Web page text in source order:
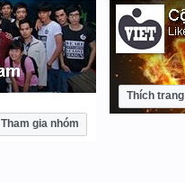
Tham gia nhóm
Thích trang